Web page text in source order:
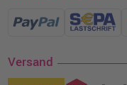
Versand